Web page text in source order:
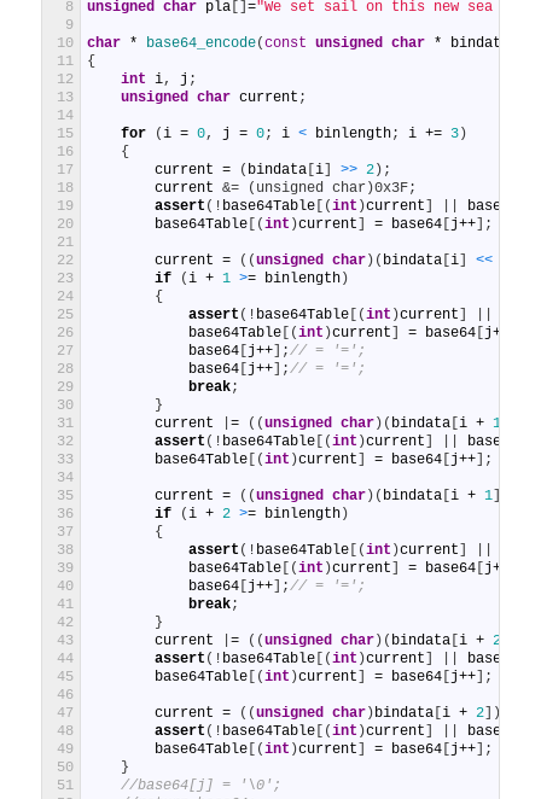
8
9
10
11
12
13
14
15
16
17
18
19
20
21
22
23
24
25
26
27
28
29
30
31
32
33
34
35
36
37
38
39
40
41
42
43
44
45
46
47
48
49
50
51
unsigned
char pla []="We set sail on this new sea
char * base64_encode(const unsigned char * bindata
{
int
i, j ;
unsigned
char current ;
for (i = 0, j = 0; i < binlength; i += 3)
{
current
= ( bindata [i] >> 2) ;
current
&= (unsigned char)0x3F;
assert ( ! base64Table [ (int )current]
base64Table [ (int )current] = base64 [j++] ;
current = ( (unsigned char) ( bindata [i] <<
if
(i + 1 >= binlength)
{
assert ( ! base64Table [ (int )current]
base64Table [ (int )current] = base64 [j++
base64 [j++] ;// = '=';
base64 [j++] ;// = '=';
break;
}
current
|= ( (unsigned char) ( bindata [i + 1
assert ( ! base64Table [ (int )current]
base64Table [ (int )current] = base64 [j++] ;
current = ( (unsigned char) ( bindata [i + 1]
if
(i + 2 >= binlength)
{
assert ( ! base64Table [ (int )current]
base64Table [ (int )current] = base64 [j++
base64 [j++] ;// = '=';
break;
}
current
|= ( (unsigned char) ( bindata [i + 2
assert ( ! base64Table [ (int )current]
base64Table [ (int )current] = base64 [j++] ;
current = ( (unsigned char) bindata [i + 2] )
assert ( ! base64Table [ (int )current]
base64Table [ (int )current] = base64 [j++] ;
}
//base64[j] = '\0';